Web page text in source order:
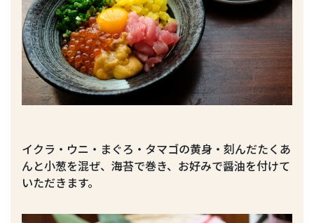
イクラ・ウニ・まぐろ・タマゴの黄身・刻んだたくあ
んと小葱を混ぜ、海苔で巻き、お好みで醤油を付けて
いただきます。